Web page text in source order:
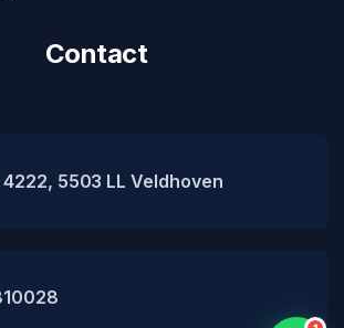
Contact
4222, 5503 LL Veldhoven